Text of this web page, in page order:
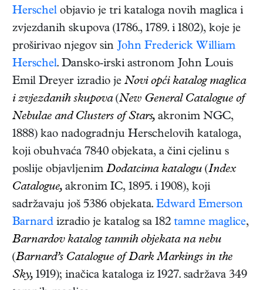
Herschel objavio je tri kataloga novih maglica i
zvjezdanih skupova (1786., 1789. i 1802), koje je
proširivao njegov sin John Frederick William
Herschel. Dansko-irski astronom John Louis
Emil Dreyer izradio je Novi opći katalog maglica
i zvjezdanih skupova(New General Catalogue of
Nebulae and Clusters of Stars, akronim NGC,
1888) kao nadogradnju Herschelovih kataloga,
koji obuhvaća 7840 objekata, a čini cjelinu s
poslije objavljenim Dodatcima katalogu (Index
Catalogue, akronim IC, 1895. i 1908), koji
sadržavaju još 5386 objekata. Edward Emerson
Barnard izradio je katalog sa 182 tamne maglice,
Barnardov katalog tamnih objekata na nebu
(Barnard’s Catalogue of Dark Markings in the
Sky, 1919); inačica kataloga iz 1927. sadržava 349